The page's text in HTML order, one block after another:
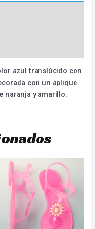
azul translúcido con
con un aplique
naranja y amarillo.